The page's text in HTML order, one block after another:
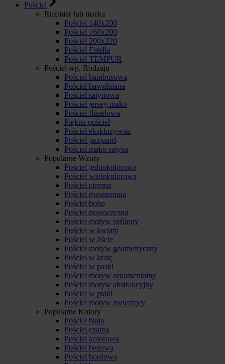
Pościel
Rozmiar lub marka
Pościel 140x200
Pościel 160x200
Pościel 200x220
Pościel Estella
Pościel TEMPUR
Pościel wg. Rodzaju
Pościel bambusowa
Pościel bawełniana
Pościel satynowa
Pościel jersey mako
Pościel flanelowa
Piękna pościel
Pościel ekskluzywna
Pościel jacquard
Pościel mako satyna
Popularne Wzory
Pościel jednokolorowa
Pościel wielokolorowa
Pościel ciemna
Pościel dwustronna
Pościel boho
Pościel nowoczesna
Pościel motyw roślinny
Pościel w kwiaty
Pościel w liście
Pościel motyw geometryczny
Pościel w kratę
Pościel w paski
Pościel motyw ornamentalny
Pościel motyw abstrakcyjny
Pościel w ptaki
Pościel motyw zwierzęcy
Popularne Kolory
Pościel biała
Pościel czarna
Pościel kolorowa
Pościel beżowa
Pościel bordowa